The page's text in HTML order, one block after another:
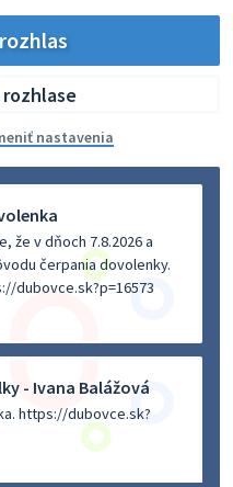
nastavenia
že v dňoch 7.8.2026 a
čerpania dovolenky.
dubovce.sk?p=16573
- Ivana Balážová
https://dubovce.sk?